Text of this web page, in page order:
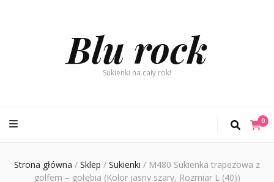
Blu rock
Sukienki na cały rok!
0
Strona główna / Sklep / Sukienki / M480 Sukienka trapezowa z
golfem – gołębia (Kolor jasny szary, Rozmiar L (40))